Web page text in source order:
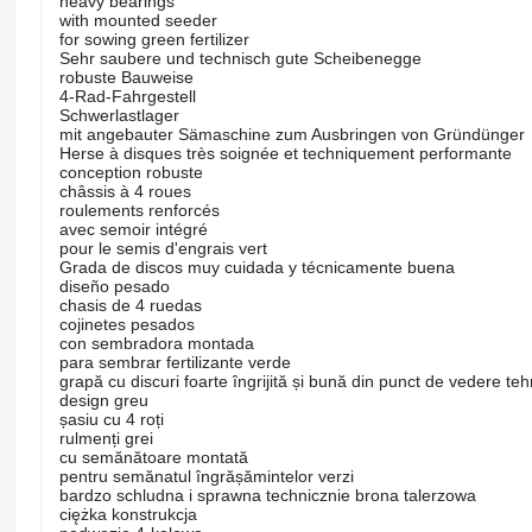
with mounted seeder
for sowing green fertilizer
Sehr saubere und technisch gute Scheibenegge
robuste Bauweise
4-Rad-Fahrgestell
Schwerlastlager
mit angebauter Sämaschine zum Ausbringen von Gründünger
Herse à disques très soignée et techniquement performante
conception robuste
châssis à 4 roues
roulements renforcés
avec semoir intégré
pour le semis d'engrais vert
Grada de discos muy cuidada y técnicamente buena
diseño pesado
chasis de 4 ruedas
cojinetes pesados
con sembradora montada
para sembrar fertilizante verde
grapă cu discuri foarte îngrijită și bună din punct de vedere
design greu
șasiu cu 4 roți
rulmenți grei
cu semănătoare montată
pentru semănatul îngrășămintelor verzi
bardzo schludna i sprawna technicznie brona talerzowa
ciężka konstrukcja